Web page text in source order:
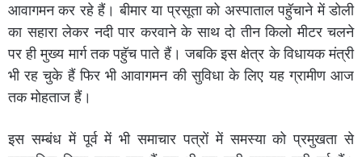
आवागमन कर रहे हैं। बीमार या प्रसूता को अस्पाताल पहुॅचाने में डोली
का सहारा लेकर नदी पार करवाने के साथ दो तीन किलो मीटर चलने
पर ही मुख्य मार्ग तक पहुॅच पाते हैं। जबकि इस क्षेत्र के विधायक मंत्री
भी रह चुके हैं फिर भी आवागमन की सुविधा के लिए यह ग्रामीण आज
तक मोहताज हैं।
इस सम्बंध में पूर्व में भी समाचार पत्रों में समस्या को प्रमुखता से